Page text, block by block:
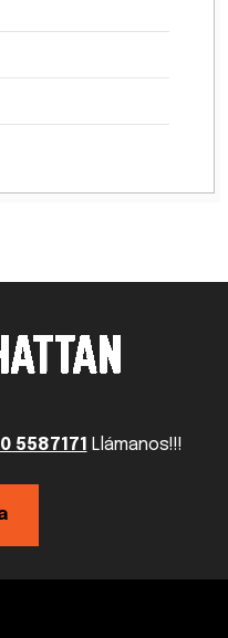
5587171 Llámanos!!!